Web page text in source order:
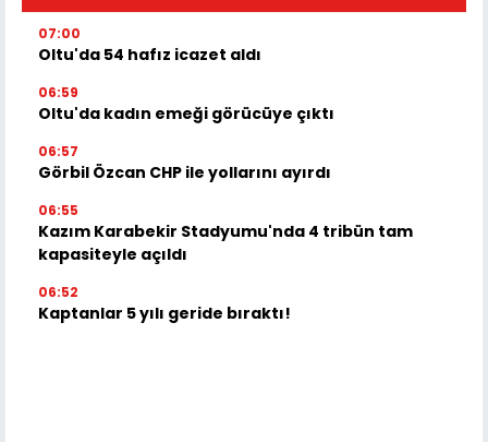
07:00
Oltu'da 54 hafız icazet aldı
06:59
Oltu'da kadın emeği görücüye çıktı
06:57
Görbil Özcan CHP ile yollarını ayırdı
06:55
Kazım Karabekir Stadyumu'nda 4 tribün tam
kapasiteyle açıldı
06:52
Kaptanlar 5 yılı geride bıraktı!